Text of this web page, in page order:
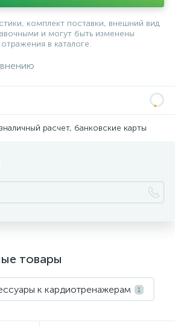
комплект поставки, внешний вид
и могут быть изменены
в каталоге.
расчет, банковские карты
товары
к кардиотренажерам 1